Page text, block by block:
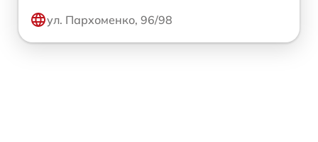
ул. Пархоменко, 96/98